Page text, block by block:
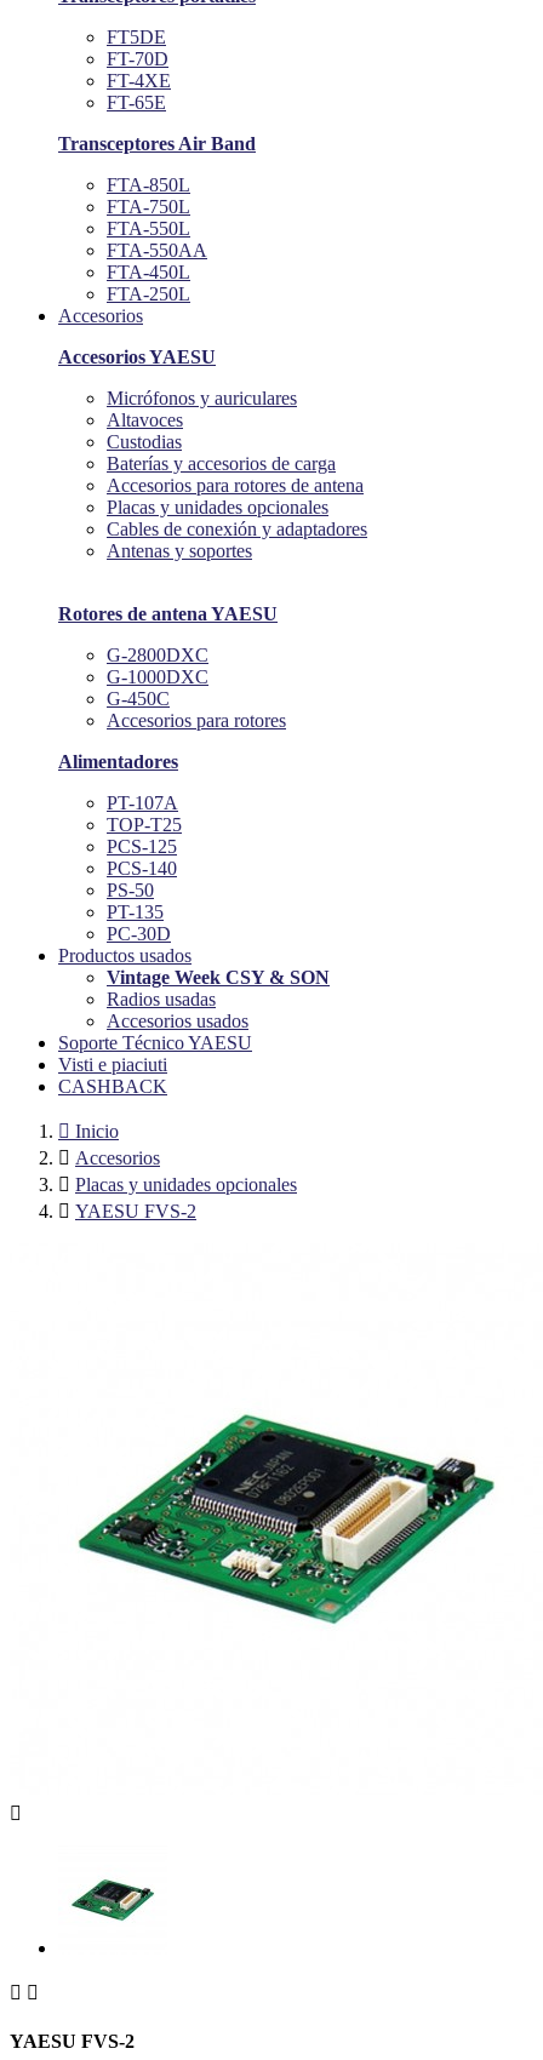
FT5DE
FT-70D
FT-4XE
FT-65E
Transceptores Air Band
FTA-850L
FTA-750L
FTA-550L
FTA-550AA
FTA-450L
FTA-250L
Accesorios
Accesorios YAESU
Micrófonos y auriculares
Altavoces
Custodias
Baterías y accesorios de carga
Accesorios para rotores de antena
Placas y unidades opcionales
Cables de conexión y adaptadores
Antenas y soportes
Rotores de antena YAESU
G-2800DXC
G-1000DXC
G-450C
Accesorios para rotores
Alimentadores
PT-107A
TOP-T25
PCS-125
PCS-140
PS-50
PT-135
PC-30D
Productos usados
Vintage Week CSY & SON
Radios usadas
Accesorios usados
Soporte Técnico YAESU
Visti e piaciuti
CASHBACK
 Inicio
 Accesorios
 Placas y unidades opcionales
 YAESU FVS-2

 
YAESU FVS-2